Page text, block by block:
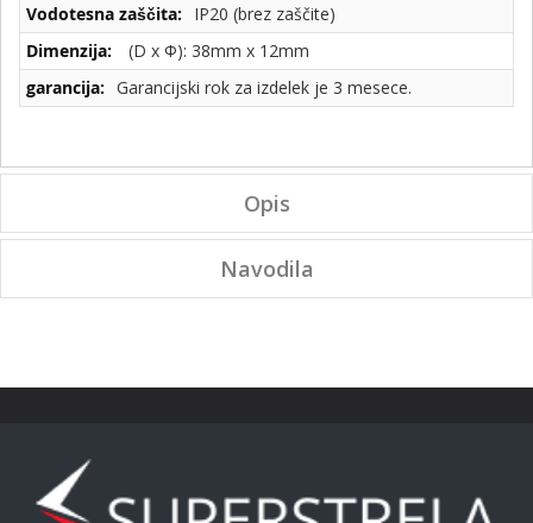
IP20 (brez zaščite)
(D x Φ): 38mm x 12mm
Garancijski rok za izdelek je 3 mesece.
Opis
Navodila